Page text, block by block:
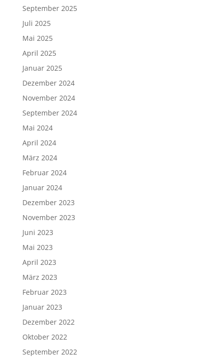
September 2025
Juli 2025
Mai 2025
April 2025
Januar 2025
Dezember 2024
November 2024
September 2024
Mai 2024
April 2024
März 2024
Februar 2024
Januar 2024
Dezember 2023
November 2023
Juni 2023
Mai 2023
April 2023
März 2023
Februar 2023
Januar 2023
Dezember 2022
Oktober 2022
September 2022